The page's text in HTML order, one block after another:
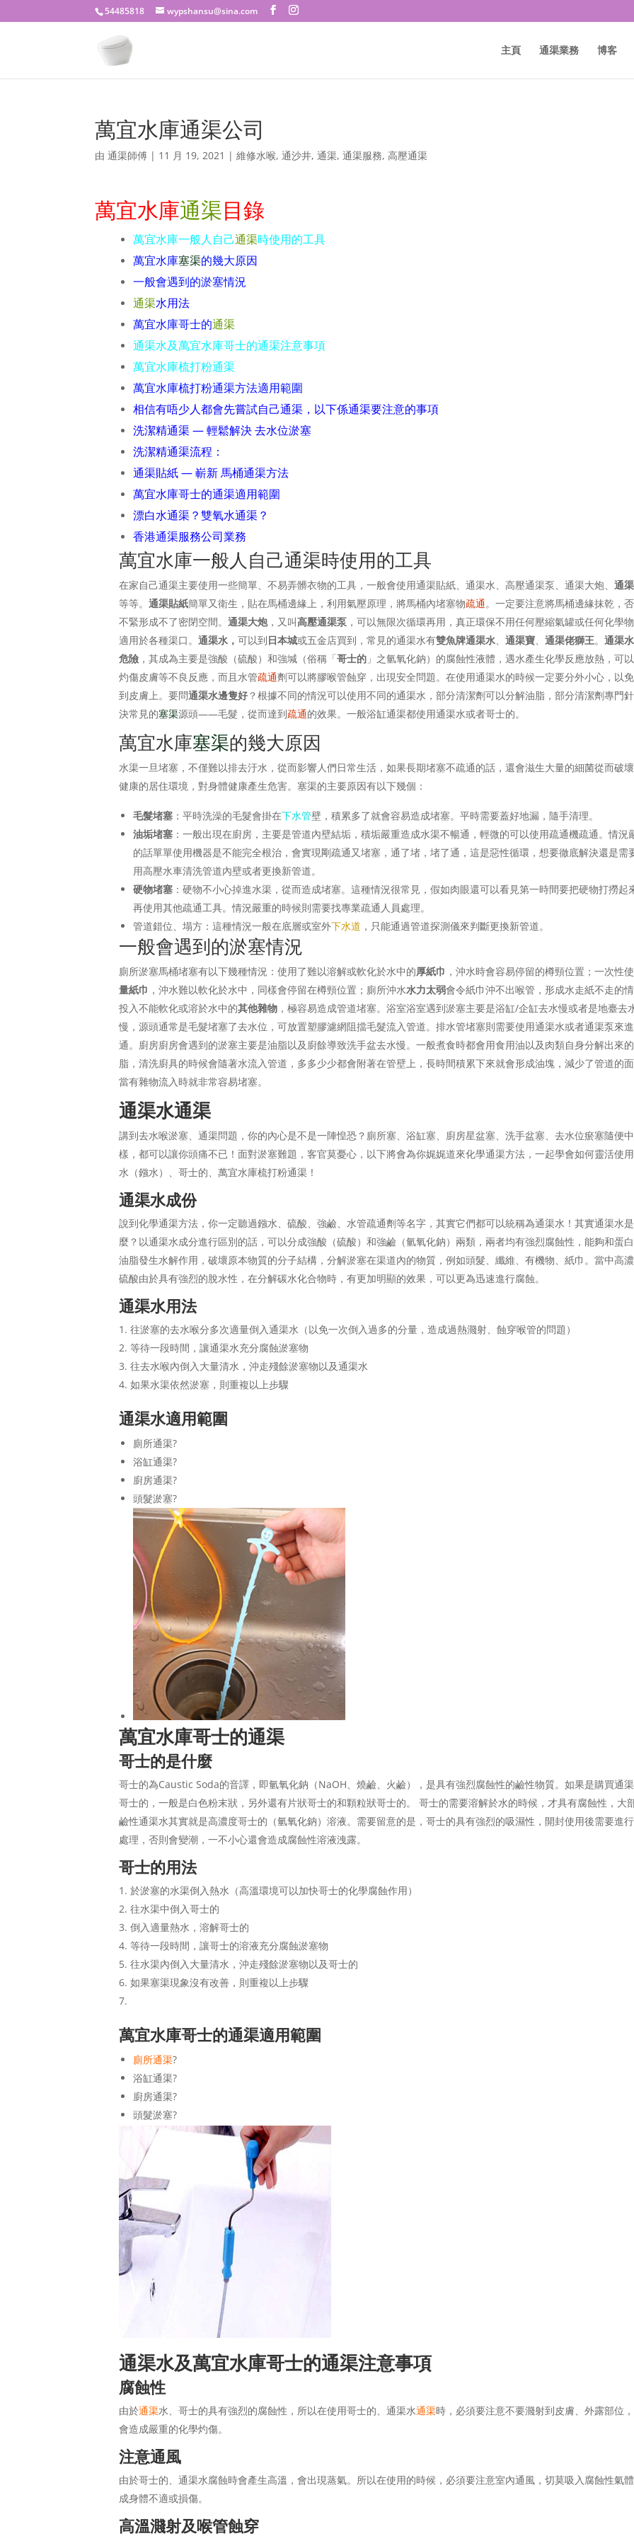
54485818 wypshansu@sina.com
主頁 通渠業務 博客
萬宜水庫通渠公司
由通渠師傅 | 11 月 19, 2021 |維修水喉,通沙井,通渠,通渠服務,高壓通渠
萬宜水庫通渠目錄
萬宜水庫一般人自己通渠時使用的工具
萬宜水庫塞渠的幾大原因
一般會遇到的淤塞情況
通渠水用法
萬宜水庫哥士的通渠
通渠水及萬宜水庫哥士的通渠注意事項
萬宜水庫梳打粉通渠
萬宜水庫梳打粉通渠方法適用範圍
相信有唔少人都會先嘗試自己通渠，以下係通渠要注意的事項
洗潔精通渠 — 輕鬆解決 去水位淤塞
洗潔精通渠流程：
通渠貼紙 — 嶄新 馬桶通渠方法
萬宜水庫哥士的通渠適用範圍
漂白水通渠？雙氧水通渠？
香港通渠服務公司業務
萬宜水庫一般人自己通渠時使用的工具
在家自己通渠主要使用一些簡單、不易弄髒衣物的工具，一般會使用通渠貼紙、通渠水、高壓通渠泵、通渠大炮、通
等等。通渠貼紙簡單又衛生，貼在馬桶邊緣上，利用氣壓原理，將馬桶內堵塞物疏通。一定要注意將馬桶邊緣抹乾，
不緊形成不了密閉空間。通渠大炮，又叫高壓通渠泵 ，可以無限次循環再用，真正環保不用任何壓縮氣罐或任何化學物
適用於各種渠口。通渠水，可以到日本城或五金店買到，常見的通渠水有雙魚牌通渠水、通渠寶、通渠佬獅王。通渠
危險 ，其成為主要是強酸（硫酸）和強堿（俗稱「哥士的 」之氫氧化鈉）的腐蝕性液體，遇水產生化學反應放熱，可
灼傷皮膚等不良反應，而且水管疏通劑可以將膠喉管蝕穿，出現安全問題。在使用通渠水的時候一定要分外小心，以
到皮膚上。要問通渠水邊隻好 ？根據不同的情況可以使用不同的通渠水，部分清潔劑可以分解油脂，部分清潔劑專門
決常見的塞渠源頭——毛髮，從而達到疏通的效果。一般浴缸通渠都使用通渠水或者哥士的。
萬宜水庫塞渠的幾大原因
水渠一旦堵塞，不僅難以排去汙水，從而影響人們日常生活，如果長期堵塞不疏通的話，還會滋生大量的細菌從而破
健康的居住環境，對身體健康產生危害。塞渠的主要原因有以下幾個：
毛髮堵塞 ：平時洗澡的毛髮會掛在下水管壁，積累多了就會容易造成堵塞。平時需要蓋好地漏，隨手清理。
油垢堵塞 ：一般出現在廚房，主要是管道內壁結垢，積垢嚴重造成水渠不暢通，輕微的可以使用疏通機疏通。情況
的話單單使用機器是不能完全根治，會實現剛疏通又堵塞，通了堵，堵了通，這是惡性循環，想要徹底解決還是需
用高壓水車清洗管道內壁或者更換新管道。
硬物堵塞 ：硬物不小心掉進水渠，從而造成堵塞。這種情況很常見，假如肉眼還可以看見第一時間要把硬物打撈起
再使用其他疏通工具。情況嚴重的時候則需要找專業疏通人員處理。
管道錯位、塌方：這種情況一般在底層或室外下水道 ，只能通過管道探測儀來判斷更換新管道。
一般會遇到的淤塞情況
廁所淤塞馬桶堵塞有以下幾種情況：使用了難以溶解或軟化於水中的厚紙巾 ，沖水時會容易停留的樽頸位置；一次性
量紙巾 ，沖水難以軟化於水中，同樣會停留在樽頸位置；廁所沖水水力太弱會令紙巾沖不出喉管，形成水走紙不走的情
投入不能軟化或溶於水中的其他雜物 ，極容易造成管道堵塞。浴室浴室遇到淤塞主要是浴缸/企缸去水慢或者是地臺去
慢，源頭通常是毛髮堵塞了去水位，可放置塑膠濾網阻擋毛髮流入管道。排水管堵塞則需要使用通渠水或者通渠泵來
通。廚房廚房會遇到的淤塞主要是油脂以及廚餘導致洗手盆去水慢。一般煮食時都會用食用油以及肉類自身分解出來
脂，清洗廚具的時候會隨著水流入管道，多多少少都會附著在管壁上，長時間積累下來就會形成油塊，減少了管道的面
當有雜物流入時就非常容易堵塞。
通渠水通渠
講到去水喉淤塞、通渠問題，你的內心是不是一陣惶恐？廁所塞、浴缸塞、廚房星盆塞、洗手盆塞、去水位瘀塞隨便
樣，都可以讓你頭痛不已！面對淤塞難題，客官莫憂心，以下將會為你娓娓道來化學通渠方法，一起學會如何靈活使
水（鏹水）、哥士的、萬宜水庫梳打粉通渠！
通渠水成份
說到化學通渠方法，你一定聽過鏹水、硫酸、強鹼、水管疏通劑等名字，其實它們都可以統稱為通渠水！其實通渠水
麼？以通渠水成分進行區別的話，可以分成強酸（硫酸）和強鹼（氫氧化鈉）兩類，兩者均有強烈腐蝕性，能夠和蛋
油脂發生水解作用，破壞原本物質的分子結構，分解淤塞在渠道內的物質，例如頭髮、纖維、有機物、紙巾。當中高
硫酸由於具有強烈的脫水性，在分解碳水化合物時，有更加明顯的效果，可以更為迅速進行腐蝕。
通渠水用法
往淤塞的去水喉分多次適量倒入通渠水（以免一次倒入過多的分量，造成過熱濺射、蝕穿喉管的問題）
等待一段時間，讓通渠水充分腐蝕淤塞物
往去水喉內倒入大量清水，沖走殘餘淤塞物以及通渠水
如果水渠依然淤塞，則重複以上步驟
通渠水適用範圍
廁所通渠?
浴缸通渠?
廚房通渠?
頭髮淤塞?
萬宜水庫哥士的通渠
哥士的是什麼
哥士的為Caustic Soda的音譯，即氫氧化鈉（NaOH、燒鹼、火鹼），是具有強烈腐蝕性的鹼性物質。如果是購買通
哥士的，一般是白色粉末狀，另外還有片狀哥士的和顆粒狀哥士的。 哥士的需要溶解於水的時候，才具有腐蝕性，大
鹼性通渠水其實就是高濃度哥士的（氫氧化鈉）溶液。需要留意的是，哥士的具有強烈的吸濕性，開封使用後需要進
處理，否則會變潮，一不小心還會造成腐蝕性溶液洩露。
哥士的用法
於淤塞的水渠倒入熱水（高溫環境可以加快哥士的化學腐蝕作用）
往水渠中倒入哥士的
倒入適量熱水，溶解哥士的
等待一段時間，讓哥士的溶液充分腐蝕淤塞物
往水渠內倒入大量清水，沖走殘餘淤塞物以及哥士的
如果塞渠現象沒有改善，則重複以上步驟
萬宜水庫哥士的通渠適用範圍
廁所通渠?
浴缸通渠?
廚房通渠?
頭髮淤塞?
通渠水及萬宜水庫哥士的通渠注意事項
腐蝕性
由於通渠水、哥士的具有強烈的腐蝕性，所以在使用哥士的、通渠水通渠時，必須要注意不要濺射到皮膚、外露部位
會造成嚴重的化學灼傷。
注意通風
由於哥士的、通渠水腐蝕時會產生高溫，會出現蒸氣。所以在使用的時候，必須要注意室內通風，切莫吸入腐蝕性氣
成身體不適或損傷。
高溫濺射及喉管蝕穿